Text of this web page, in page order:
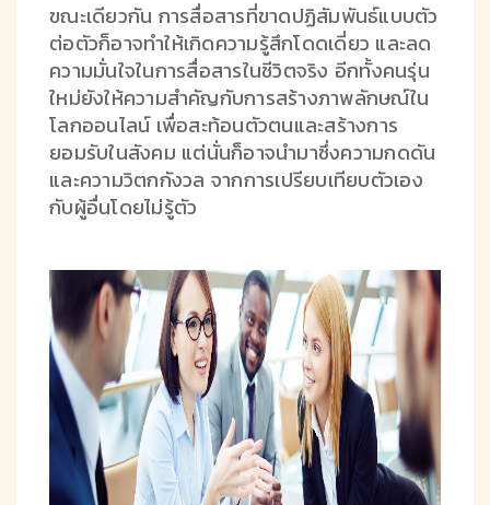
ขณะเดียวกัน การสื่อสารที่ขาดปฏิสัมพันธ์แบบตัว
ต่อตัวก็อาจทำให้เกิดความรู้สึกโดดเดี่ยว และลด
ความมั่นใจในการสื่อสารในชีวิตจริง อีกทั้งคนรุ่น
ใหม่ยังให้ความสำคัญกับการสร้างภาพลักษณ์ใน
โลกออนไลน์ เพื่อสะท้อนตัวตนและสร้างการ
ยอมรับในสังคม แต่นั่นก็อาจนำมาซึ่งความกดดัน
และความวิตกกังวล จากการเปรียบเทียบตัวเอง
กับผู้อื่นโดยไม่รู้ตัว